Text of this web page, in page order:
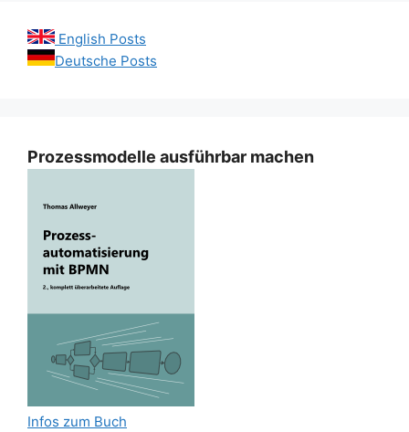
English Posts
Deutsche Posts
Prozessmodelle ausführbar machen
Infos zum Buch